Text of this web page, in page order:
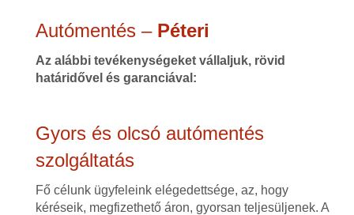
Autómentés – Péteri
Az alábbi tevékenységeket vállaljuk, rövid
határidővel és garanciával:
Gyors és olcsó autómentés
szolgáltatás
Fő célunk ügyfeleink elégedettsége, az, hogy
kéréseik, megfizethető áron, gyorsan teljesüljenek. A